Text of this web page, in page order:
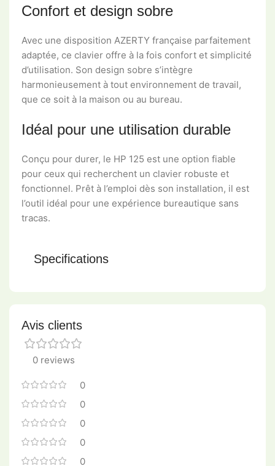
Confort et design sobre
Avec une disposition AZERTY française parfaitement
adaptée, ce clavier offre à la fois confort et simplicité
d’utilisation. Son design sobre s’intègre
harmonieusement à tout environnement de travail,
que ce soit à la maison ou au bureau.
Idéal pour une utilisation durable
Conçu pour durer, le HP 125 est une option fiable
pour ceux qui recherchent un clavier robuste et
fonctionnel. Prêt à l’emploi dès son installation, il est
l’outil idéal pour une expérience bureautique sans
tracas.
Specifications
Avis clients
0 reviews
0
0
0
0
0